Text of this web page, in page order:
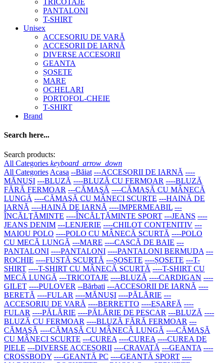
TRICOTAJE
PANTALONI
T-SHIRT
Unisex
ACCESORIU DE VARĂ
ACCESORII DE IARNĂ
DIVERSE ACCESORII
GEANTA
ȘOSETE
MARE
OCHELARI
PORTOFOL-CHEIE
T-SHIRT
Brand
Search here...
Search products:
All Categories keyboard_arrow_down
All Categories Acasa --Băiat ---ACCESORII DE IARNĂ ----
MĂNUŞI ---BLUZĂ ----BLUZĂ CU FERMOAR ----BLUZĂ
FĂRĂ FERMOAR ---CĂMAŞĂ ----CĂMAŞĂ CU MÂNECĂ
LUNGĂ ----CĂMAŞĂ CU MÂNECI SCURTE ---HAINĂ DE
IARNĂ ----HAINĂ DE IARNĂ ----IMPERMEABIL ---
ÎNCĂLŢĂMINTE ----ÎNCĂLŢĂMINTE SPORT ---JEANS ----
JEANS DENIM ---LENJERIE ----CHILOT CONTENITIV ---
MAIOU POLO ----POLO CU MÂNECĂ SCURTĂ ----POLO
CU MECĂ LUNGĂ ---MARE ----CASCĂ DE BAIE ---
PANTALONI ----PANTALONI ----PANTALONI BERMUDA ---
ROCHIE ----FUSTĂ SCURTĂ ---ȘOSETE ----ȘOSETE ---T-
SHIRT ----T-SHIRT CU MÂNECĂ SCURTĂ ----T-SHIRT CU
MECĂ LUNGĂ ---TRICOTAJE ----BLUZĂ ----CARDIGAN ----
GILET ----PULOVER --Bărbati ---ACCESORII DE IARNĂ ----
BERETĂ ----FULAR ----MĂNUŞI ----PĂLĂRIE ---
ACCESORIU DE VARĂ ----BERRETTO ----EȘARFĂ ----
FULAR ----PĂLĂRIE ----PĂLĂRIE DE PESCAR ---BLUZĂ ----
BLUZĂ CU FERMOAR ----BLUZĂ FĂRĂ FERMOAR ---
CĂMAŞĂ ----CĂMAŞĂ CU MÂNECĂ LUNGĂ ----CĂMAŞĂ
CU MÂNECI SCURTE ---CUREA ----CUREA ----CUREA DE
PIELE ---DIVERSE ACCESORII ----CRAVATĂ ---GEANTA ----
CROSSBODY ----GEANTĂ PC ----GEANTĂ SPORT ----